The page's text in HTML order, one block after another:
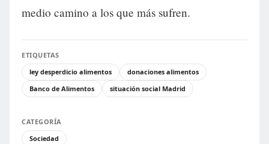
medio camino a los que más sufren.
ETIQUETAS
ley desperdicio alimentos
donaciones alimentos
Banco de Alimentos
situación social Madrid
CATEGORÍA
Sociedad